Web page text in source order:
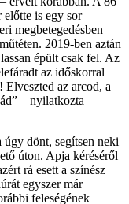
előtte is egy sor
megbetegedésben
2019-ben aztán
épült csak fel. Az
az időskorral
Elveszted az arcod, a
– nyilatkozta
dönt, segítsen neki
úton. Apja kéréséről
rá esett a színész
egyszer már
feleségének